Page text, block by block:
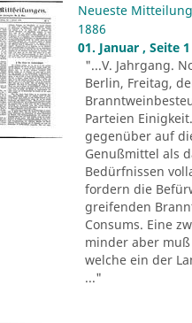
Neueste
1886
01. Januar , Seite 1
"...V. Jahrgang.
Berlin, Freitag,
Parteien
gegenüber auf
Genußmittel als
Bedürfnissen
fordern die
greifenden
Consums. Eine
minder aber
welche ein der
..."